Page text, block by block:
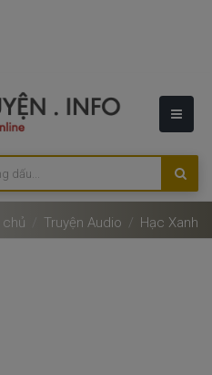
chủ Truyện Audio Hạc Xanh